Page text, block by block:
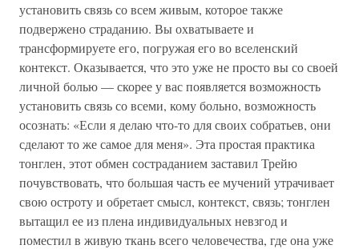
установить связь со всем живым, которое также
подвержено страданию. Вы охватываете и
трансформируете его, погружая его во вселенский
контекст. Оказывается, что это уже не просто вы со своей
личной болью — скорее у вас появляется возможность
установить связь со всеми, кому больно, возможность
осознать: «Если я делаю что-то для своих собратьев, они
сделают то же самое для меня». Эта простая практика
тонглен, этот обмен состраданием заставил Трейю
почувствовать, что большая часть ее мучений утрачивает
свою остроту и обретает смысл, контекст, связь; тонглен
вытащил ее из плена индивидуальных невзгод и
поместил в живую ткань всего человечества, где она уже